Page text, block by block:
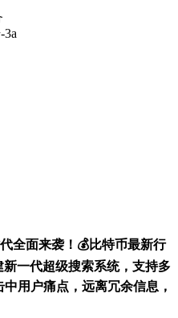
3a
全面来袭！💰比特币最新行
新一代超级搜索系统，支持多
用户痛点，远离冗余信息，